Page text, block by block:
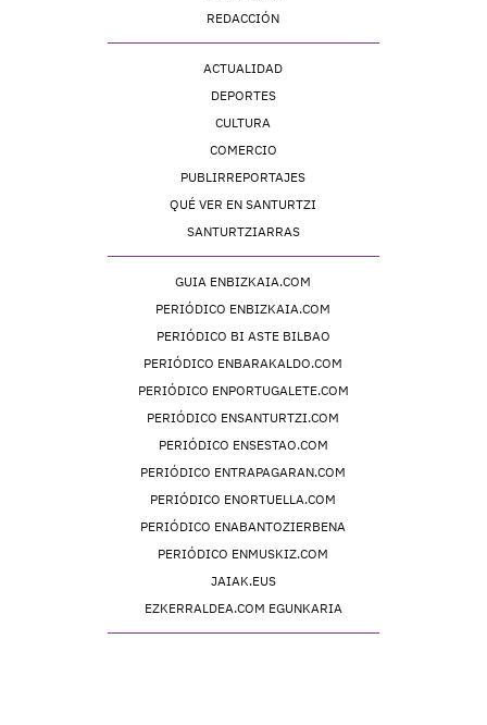
REDACCIÓN
ACTUALIDAD
DEPORTES
CULTURA
COMERCIO
PUBLIRREPORTAJES
QUÉ VER EN SANTURTZI
SANTURTZIARRAS
GUIA ENBIZKAIA.COM
PERIÓDICO ENBIZKAIA.COM
PERIÓDICO BI ASTE BILBAO
PERIÓDICO ENBARAKALDO.COM
PERIÓDICO ENPORTUGALETE.COM
PERIÓDICO ENSANTURTZI.COM
PERIÓDICO ENSESTAO.COM
PERIÓDICO ENTRAPAGARAN.COM
PERIÓDICO ENORTUELLA.COM
PERIÓDICO ENABANTOZIERBENA
PERIÓDICO ENMUSKIZ.COM
JAIAK.EUS
EZKERRALDEA.COM EGUNKARIA